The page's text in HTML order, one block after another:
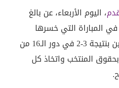
، اليوم الأربعاء، عن بالغ
المباراة التي خسرها
الـ16 من
المنتخب واتخاذ كل